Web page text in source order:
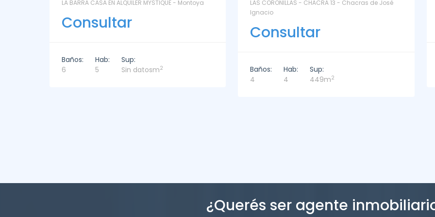
LAS CORONILLAS - CHACRA 13 - Chacras de José
Consultar
Baños:
Hab:
Sup:
La Paz Santa Monica - Santa Mónica
Consultar
2
3
221m
¿Querés ser agente